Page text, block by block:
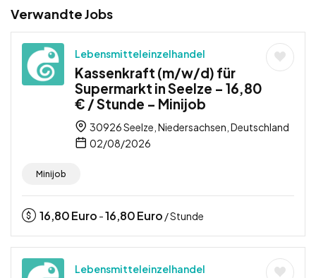
Verwandte Jobs
Lebensmitteleinzelhandel
Kassenkraft (m/w/d) für
Supermarkt in Seelze – 16,80
€ / Stunde – Minijob
30926 Seelze, Niedersachsen, Deutschland
02/08/2026
Minijob
16,80Euro -16,80Euro / Stunde
Lebensmitteleinzelhandel